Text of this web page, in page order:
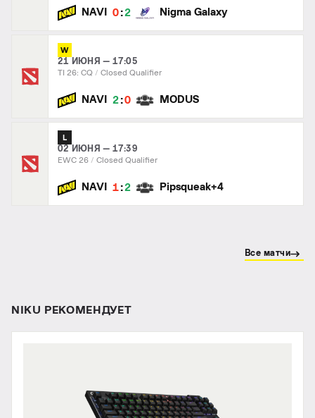
NAVI 0 :2 Nigma Galaxy
W
21 ИЮНЯ — 17:05
TI 26: CQ Closed Qualifier
NAVI 2 :0 MODUS
L
02 ИЮНЯ — 17:39
EWC 26 Closed Qualifier
NAVI 1 :2 Pipsqueak+4
Все матчи
NIKU РЕКОМЕНДУЕТ